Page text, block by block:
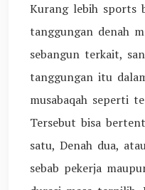
Kurang lebih sports
tanggungan denah
sebangun terkait,
tanggungan itu
musabaqah seperti
Tersebut bisa
satu, Denah dua,
sebab pekerja